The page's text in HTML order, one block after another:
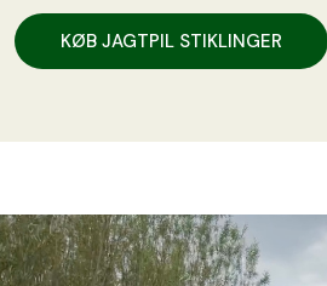
KØB JAGTPIL STIKLINGER